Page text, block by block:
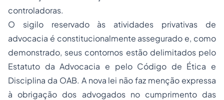
controladoras.
O sigilo reservado às atividades privativas de
advocacia é constitucionalmente assegurado e, como
demonstrado, seus contornos estão delimitados pelo
Estatuto da Advocacia e pelo Código de Ética e
Disciplina da OAB. A nova lei não faz menção expressa
à obrigação dos advogados no cumprimento das